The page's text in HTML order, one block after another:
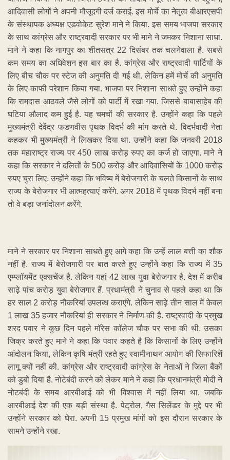
आदिवासी लोगों ने अपनी मौजूदगी दर्ज कराई. इस मोर्चे का नेतृत्व बीआरएसपी
के संस्थापक अध्यक्ष एडवोकेट सुरेश माने ने किया. इस समय भाजपा सरकार
के साथ कांग्रेस और राष्ट्रवादी सरकार पर भी माने ने जमकर निशाना साधा.
माने ने कहा कि नागपुर का शीतसत्र 22 दिसंबर तक चलनेवाला है. सबसे
कम समय का अधिवेशन इस बार का है. कांग्रेस और राष्ट्रवादी पार्टियों के
लिए बीच चौक पर स्टेज की अनुमति दी गई थी. लेकिन हमें मोर्चे की अनुमति
के लिए काफी परेशान किया गया. भाजपा पर निशाना साधते हुए उन्होंने कहा
कि रामदास आठवले जैसे लोगों को पार्टी में रखा गया. जिससे बाबासाहेब की
घटिया औलाद कम हुई है. यह चमचों की सरकार है. उन्होंने कहा कि पहले
मुख्यमंत्री देवेंद्र फडणवीस पृथक विदर्भ की मांग करते थे. विदर्भवादी नेता
कहकर भी मुख्यमंत्री ने लिखकर दिया था. उन्होंने कहा कि जनवरी 2018
तक महाराष्ट्र राज्य पर 450 लाख करोड़ रुपए का कर्ज हो जाएगा. माने ने
कहा कि सरकार ने दलितों के 500 करोड़ और आदिवासियों के 1000 करोड़
रुपए चुरा लिए. उन्होंने कहा कि भविष्य में बेरोजगारी के चलते किसानों के साथ
राज्य के बेरोजगार भी आत्महत्याएं करेंगे. अगर 2018 में पृथक विदर्भ नहीं बना
तो वे बड़ा जनांदोलन करेंगे.
माने ने सरकार पर निशाना साधते हुए आगे कहा कि उन्हें लाल बत्ती का शौक
नहीं है. राज्य में बेरोजगारी पर बात करते हुए उन्होंने कहा कि राज्य में 35
एम्प्लॉयमेंट एक्सचेंज है. लेकिन यहां 42 लाख युवा बेरोजगार है. देश में करीब
साढ़े पांच करोड़ युवा बेरोजगार हैं. प्रधामंत्री ने चुनाव से पहले कहा था कि
हर साल 2 करोड़ नौकरियां उपलब्ध कराएंगे. लेकिन साढ़े तीन साल में केवल
1 लाख 35 हजार नौकरियां ही सरकार ने निर्माण की है. राष्ट्रवादी के प्रमुख
शरद पवार ने कुछ दिन पहले मॉरेस कॉलेज चौक पर सभा की थी. उसका
जिक्र करते हुए माने ने कहा कि पवार कहते है कि किसानों के लिए उन्होंने
आंदोलन किया, लेकिन कृषि मंत्री रहते हुए स्वामीनाथन आयोग की सिफारिशें
लागू क्यों नहीं की. कांग्रेस और राष्ट्रवादी कांग्रेस के नेताओं ने जिला बैंकों
को डुबो दिया है. नोटेबंदी करने को लेकर माने ने कहा कि प्रधानमंत्री मोदी ने
नोटबंदी के समय आरबीआई को भी विश्वास में नहीं लिया था. जबकि
आरबीआई देश की एक बड़ी संस्था है. पेट्रोल, गैस सिलेंडर के मुद्दे पर भी
उन्होंने सरकार को घेरा. अपनी 15 प्रमुख मांगों को इस दौरान सरकार के
सामने उन्होंने रखा.